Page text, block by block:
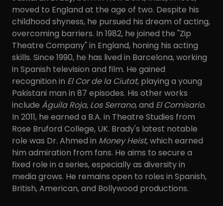
moved to England at the age of two. Despite his
childhood shyness, he pursued his dream of acting,
overcoming barriers. In 1982, he joined the "Zip
Theatre Company" in England, honing his acting
skills. Since 1990, he has lived in Barcelona, working
in Spanish television and film. He gained
recognition in El Cor de la Ciutat, playing a young
Pakistani man in 87 episodes. His other works
include Águila Roja, Los Serrano, and El Comisario.
In 2011, he earned a B.A. in Theatre Studies from
Rose Bruford College, UK. Brady's latest notable
role was Dr. Ahmed in Money Heist, which earned
him admiration from fans. He aims to secure a
fixed role in a series, especially as diversity in
media grows. He remains open to roles in Spanish,
British, American, and Bollywood productions.